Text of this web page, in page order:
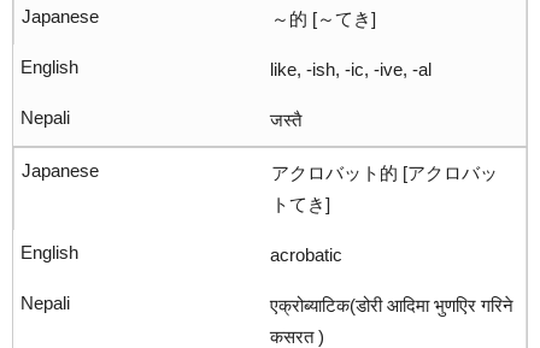
～的 [～てき]
like, -ish, -ic, -ive, -al
जस्तै
アクロバット的 [アクロバッ
トてき]
acrobatic
एक्रोब्याटिक(डोरी आदिमा भुणएिर गरिने
कसरत )